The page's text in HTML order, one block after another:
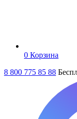
0 Корзина
8 800 775 85 88